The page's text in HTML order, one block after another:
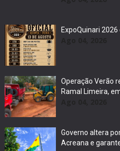
ExpoQuinari
Operação Verão
Ramal Limeira,
Governo altera
Acreana e